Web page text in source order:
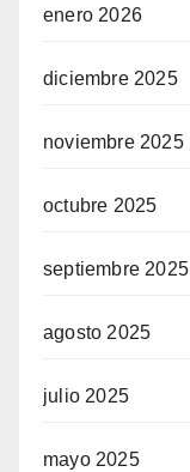
enero 2026
diciembre 2025
noviembre 2025
octubre 2025
septiembre 2025
agosto 2025
julio 2025
mayo 2025